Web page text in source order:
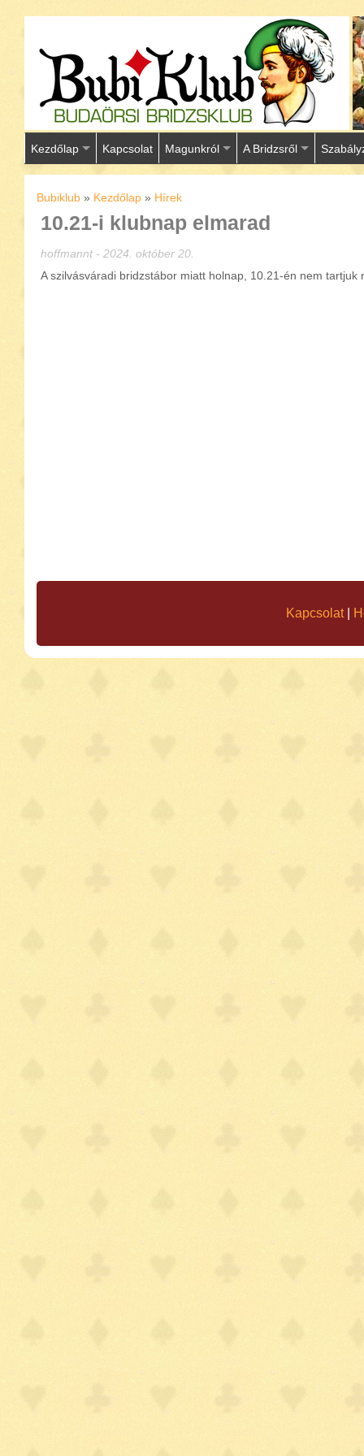
Kezdőlap Kapcsolat Magunkról A Bridzsről
Bubiklub » Kezdőlap » Hírek
10.21-i klubnap elmarad
hoffmannt - 2024. október 20.
A szilvásváradi bridzstábor miatt holnap, 10.21-én nem
Kapcsolat|